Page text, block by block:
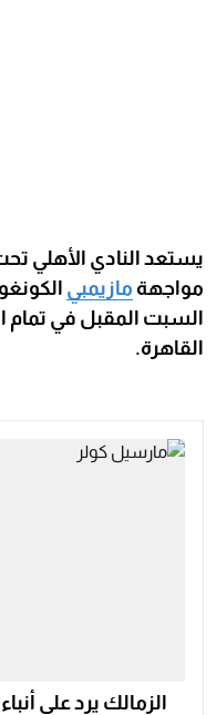
يستعد النادي الأهلي
مواجهة مازيمبي
السبت المقبل في تمام
القاهرة.
الزمالك يرد على